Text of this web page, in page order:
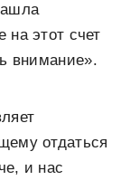
на этот счет
внимание».
отдаться
и нас